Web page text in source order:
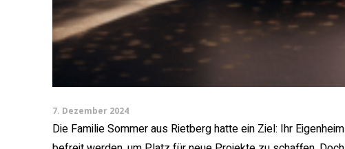
7. Dezember 2024
Die Familie Sommer aus Rietberg hatte ein Ziel: Ihr